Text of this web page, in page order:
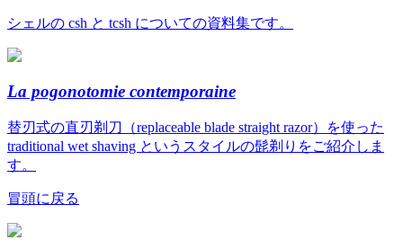
シェルの csh と tcsh についての資料集です。
La pogonotomie contemporaine
替刃式の直刃剃刀（replaceable blade straight razor）を使った
traditional wet shaving というスタイルの髭剃りをご紹介しま
す。
冒頭に戻る